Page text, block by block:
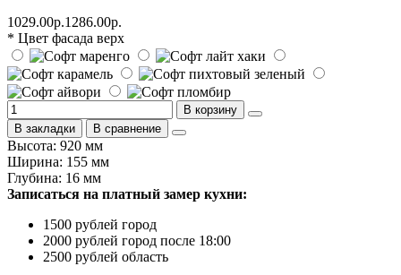
1029.00р.1286.00р.
* Цвет фасада верх
В корзину
В закладки
В сравнение
Высота: 920 мм
Ширина: 155 мм
Глубина: 16 мм
Записаться на платный замер кухни:
1500 рублей город
2000 рублей город после 18:00
2500 рублей область